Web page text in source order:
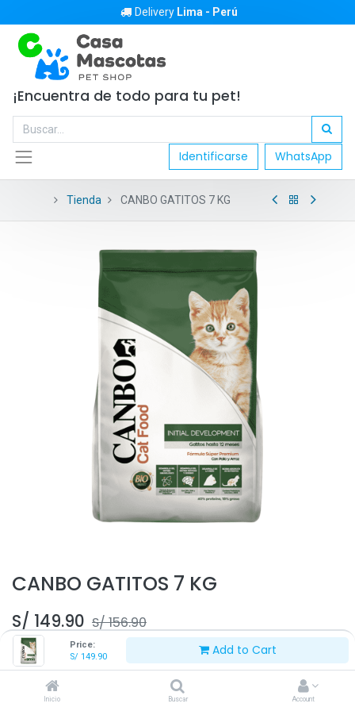
Price:
S/ 149.90 Add to Cart
Inicio Buscar Account
Delivery Lima - Perú
¡Encuentra de todo para tu pet!
Identificarse WhatsApp
Tienda CANBO GATITOS 7 KG
CANBO GATITOS 7 KG
S/ 149.90 S/156.90